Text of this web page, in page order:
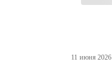
11 июня 2026